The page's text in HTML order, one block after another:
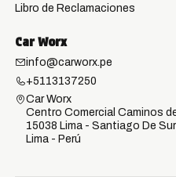
Libro de Reclamaciones
Car Worx
info@carworx.pe
+5113137250
Car Worx
Centro Comercial Caminos
15038 Lima - Santiago De
Lima - Perú